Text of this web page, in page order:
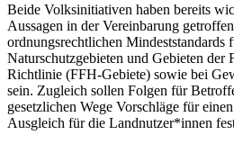
Beide Volksinitiativen haben bereits
Aussagen in der Vereinbarung
ordnungsrechtlichen Mindeststandards
Naturschutzgebieten und Gebieten der
Richtlinie (FFH-Gebiete) sowie bei
sein. Zugleich sollen Folgen für
gesetzlichen Wege Vorschläge für
Ausgleich für die Landnutzer*innen